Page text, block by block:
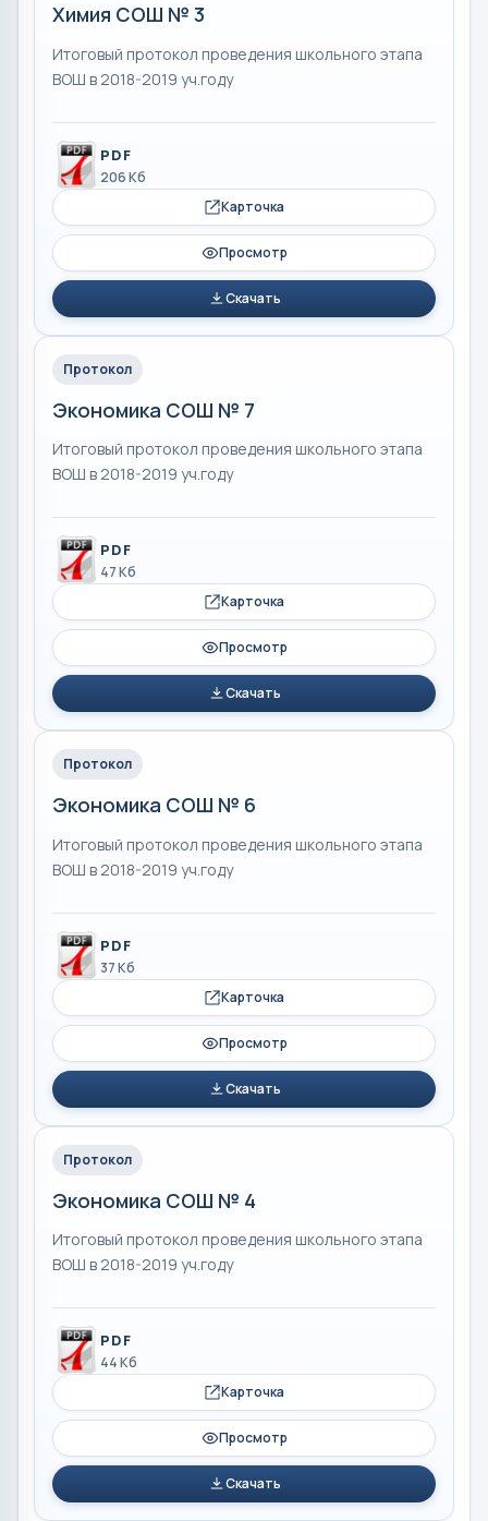
Химия СОШ № 3
Итоговый протокол проведения школьного этапа
ВОШ в 2018-2019 уч.году
PDF
206 Кб
Карточка
Просмотр
Скачать
Протокол
Экономика СОШ № 7
Итоговый протокол проведения школьного этапа
ВОШ в 2018-2019 уч.году
PDF
47 Кб
Карточка
Просмотр
Скачать
Протокол
Экономика СОШ № 6
Итоговый протокол проведения школьного этапа
ВОШ в 2018-2019 уч.году
PDF
37 Кб
Карточка
Просмотр
Скачать
Протокол
Экономика СОШ № 4
Итоговый протокол проведения школьного этапа
ВОШ в 2018-2019 уч.году
PDF
44 Кб
Карточка
Просмотр
Скачать